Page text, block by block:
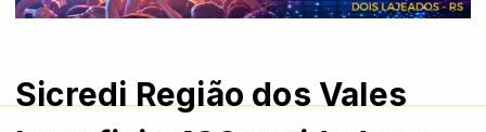
Sicredi Região dos Vales